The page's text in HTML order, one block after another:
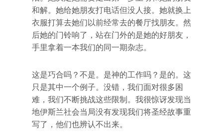
和解。她给她朋友打电话但没人接。她就换上
衣服打算去她们以前经常去的餐厅找朋友。然
后她的门铃响了，站在门外的是她的好朋友，
手里拿着一本我们的同一期杂志。
这是巧合吗？不是。是神的工作吗？是的。这
只是其中一个例子。没错，我们面对很多困
难，我们不断挑战这些限制。我很惊讶发现当
地伊斯兰社会当局没有发现我们将圣经故事重
写了，他们也辨认不出来。